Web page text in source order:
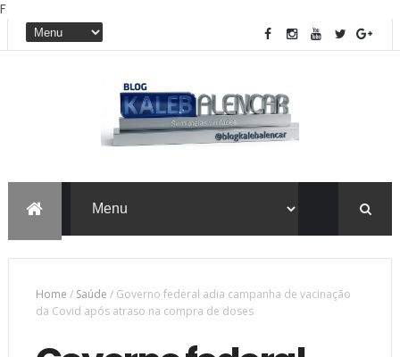
F
Home / Saúde / Governo federal adia campanha de vacinação
da Covid após atraso na compra de doses